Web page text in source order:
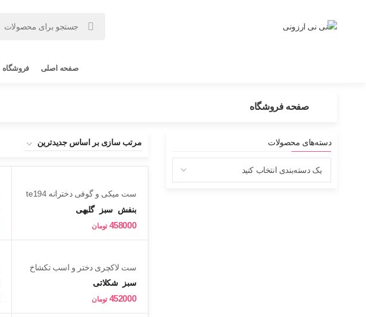
صفحه اصلی فروشگاه
صفحه فروشگاه
دسته‌های محصولات
ست میکی و گوفی دخترانه te194
بنفش سبز گلبهی
458000 تومان
ست لاکچری دختر و اسب تکشاخ
سبز شکلاتی
452000 تومان